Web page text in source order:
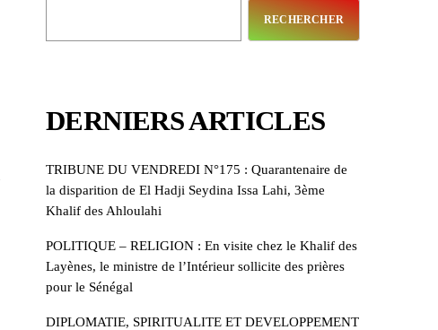
RECHERCHER
DERNIERS ARTICLES
TRIBUNE DU VENDREDI N°175 : Quarantenaire de
la disparition de El Hadji Seydina Issa Lahi, 3ème
Khalif des Ahloulahi
POLITIQUE – RELIGION : En visite chez le Khalif des
Layènes, le ministre de l’Intérieur sollicite des prières
pour le Sénégal
DIPLOMATIE, SPIRITUALITE ET DEVELOPPEMENT